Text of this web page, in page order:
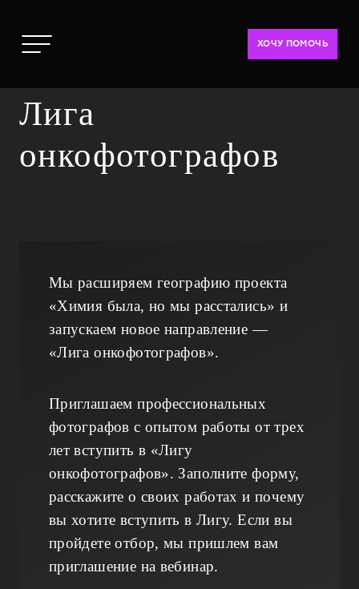
ХОЧУ ПОМОЧЬ
Лига
онкофотографов
Мы расширяем географию проекта
«Химия была, но мы расстались» и
запускаем новое направление —
«Лига онкофотографов».
Приглашаем профессиональных
фотографов с опытом работы от трех
лет вступить в «Лигу
онкофотографов». Заполните форму,
расскажите о своих работах и почему
вы хотите вступить в Лигу. Если вы
пройдете отбор, мы пришлем вам
приглашение на вебинар.